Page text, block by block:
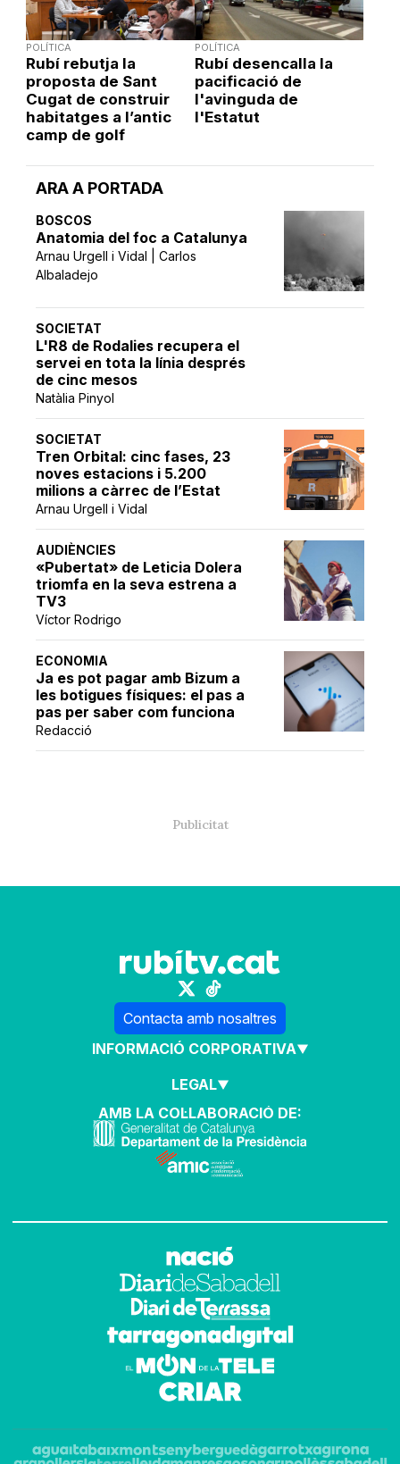
ARA A PORTADA
BOSCOS
Anatomia del foc a Catalunya
Arnau Urgell i Vidal | Carlos
Albaladejo
SOCIETAT
L'R8 de Rodalies recupera el
servei en tota la línia després
de cinc mesos
Natàlia Pinyol
SOCIETAT
Tren Orbital: cinc fases, 23
noves estacions i 5.200
milions a càrrec de l’Estat
Arnau Urgell i Vidal
AUDIÈNCIES
«Pubertat» de Leticia Dolera
triomfa en la seva estrena a
TV3
Víctor Rodrigo
ECONOMIA
Ja es pot pagar amb Bizum a
les botigues físiques: el pas a
pas per saber com funciona
Redacció
POLÍTICA
Rubí rebutja la
proposta de Sant
Cugat de construir
habitatges a l’antic
camp de golf
POLÍTICA
Rubí desencalla la
pacificació de
l'avinguda de
l'Estatut
Contacta amb nosaltres
INFORMACIÓ CORPORATIVA
LEGAL
AMB LA COL·LABORACIÓ DE: